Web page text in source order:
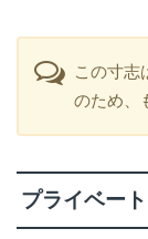
この寸志
のため、
プライベー